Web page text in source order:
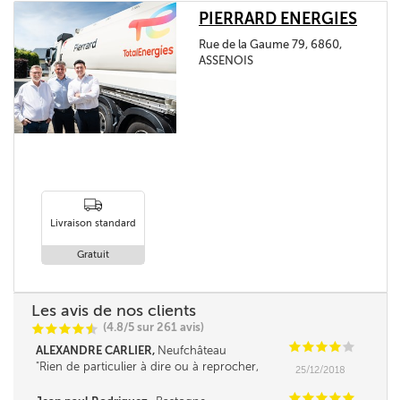
PIERRARD ENERGIES
Rue de la Gaume 79, 6860,
ASSENOIS
Livraison standard
Gratuit
Les avis de nos clients
CCCCi
@ (4.8/5 sur 261 avis)
ALEXANDRE CARLIER, Neufchâteau CCCC C
Rien de particulier à dire ou à reprocher,
prochain en espérant une baisse du mazout de
25/12/2018